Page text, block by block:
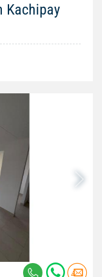
Kachipay